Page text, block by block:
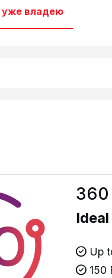
владею
360
Up
150